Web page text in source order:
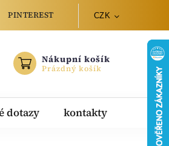
PINTEREST CZK
Nákupní košík
Prázdný košík
dotazy kontakty